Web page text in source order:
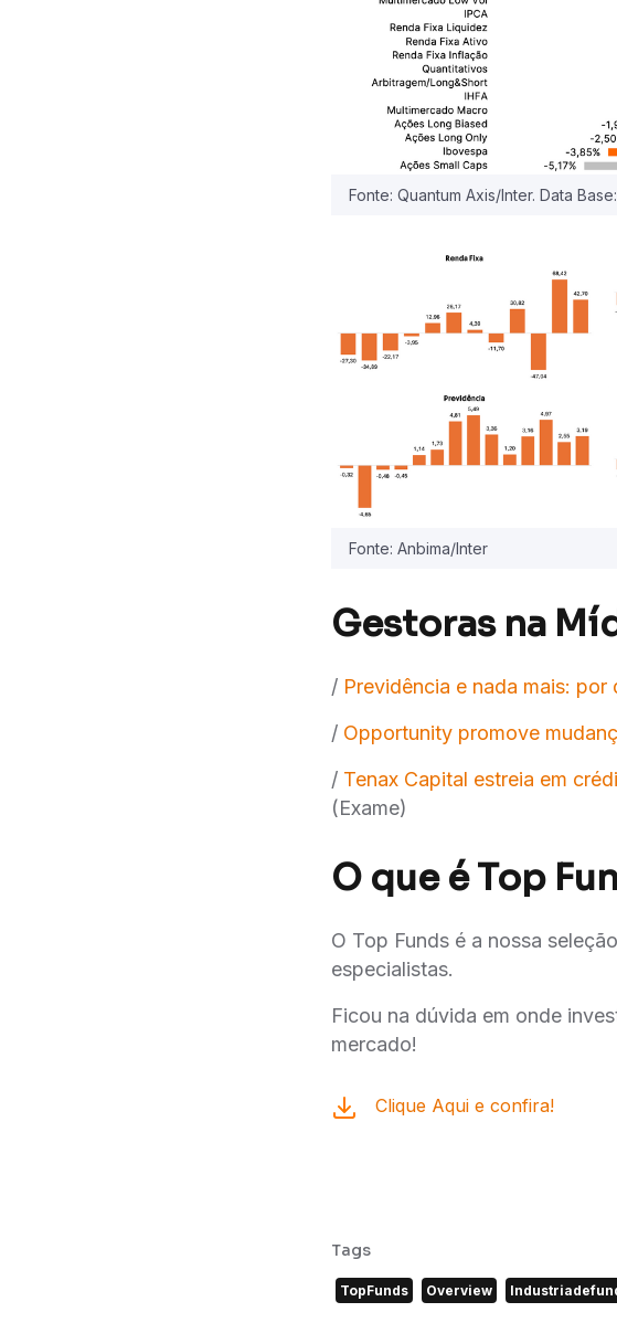
Fonte: Quantum Axis/Inter. Data
Fonte: Anbima/Inter
Gestoras na
/ Previdência e nada mais: por
/ Opportunity promove
/ Tenax Capital estreia em
(Exame)
O que é Top
O Top Funds é a nossa
especialistas.
Ficou na dúvida em onde
mercado!
Clique Aqui e confira!
Tags
TopFunds Overview